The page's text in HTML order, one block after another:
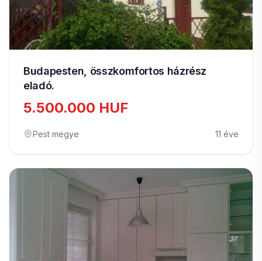
Budapesten, összkomfortos házrész
eladó.
5.500.000 HUF
Pest megye 11 éve